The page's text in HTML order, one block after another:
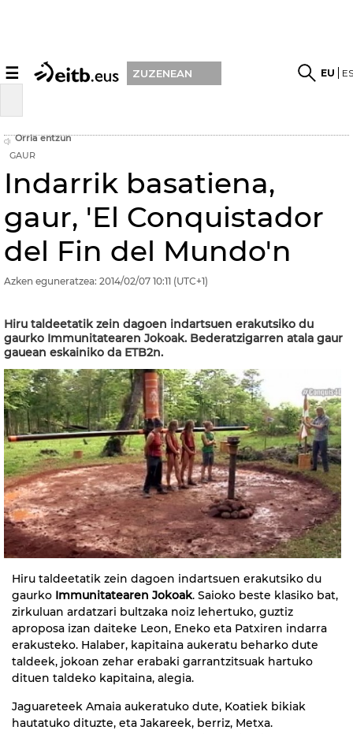
☰ ZUZENEAN EU
Orria entzun
GAUR
Indarrik basatiena,
gaur, 'El Conquistador
del Fin del Mundo'n
Azken eguneratzea: 2014/02/07 10:11 (UTC+1)
Hiru taldeetatik zein dagoen indartsuen erakutsiko du
gaurko Immunitatearen Jokoak. Bederatzigarren atala gaur
gauean eskainiko da ETB2n.
Hiru taldeetatik zein dagoen indartsuen erakutsiko du
gaurko Immunitatearen Jokoak. Saioko beste klasiko bat,
zirkuluan ardatzari bultzaka noiz lehertuko, guztiz
aproposa izan daiteke Leon, Eneko eta Patxiren indarra
erakusteko. Halaber, kapitaina aukeratu beharko dute
taldeek, jokoan zehar erabaki garrantzitsuak hartuko
dituen taldeko kapitaina, alegia.
Jaguareteek Amaia aukeratuko dute, Koatiek bikiak
hautatuko dituzte, eta Jakareek, berriz, Metxa.